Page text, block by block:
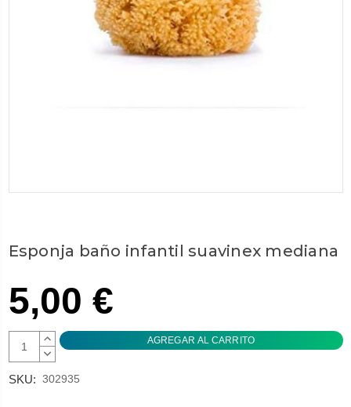
Esponja baño infantil suavinex mediana
5,00 €
AUMENTAR
CANTIDAD:
DISMINUIR
SKU: 302935